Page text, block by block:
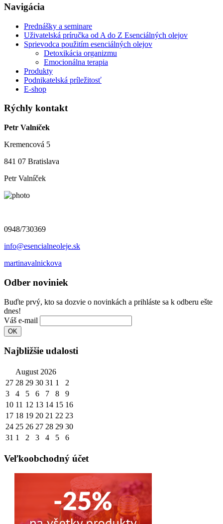
Navigácia
Prednášky a seminare
Uživatelská príručka od A do Z Esenciálných olejov
Sprievodca použitím esenciálných olejov
Detoxikácia organizmu
Emocionálna terapia
Produkty
Podnikatelská príležitosť
E-shop
Rýchly kontakt
Petr Valníček
Kremencová 5
841 07 Bratislava
Petr Valníček
0948/730369
info@esencialneoleje.sk
martinavalnickova
Odber noviniek
Buďte prvý, kto sa dozvie o novinkách a prihláste sa k odberu ešte
dnes!
Váš e-mail
Najbližšie udalosti
August 2026
27 28 29 30 31 1
2
3
4 5 6 7 8
9
10 11 12 13 14 15 16
17 18 19 20 21 22 23
24 25 26 27 28 29 30
31 1 2 3 4 5 6
Veľkoobchodný účet